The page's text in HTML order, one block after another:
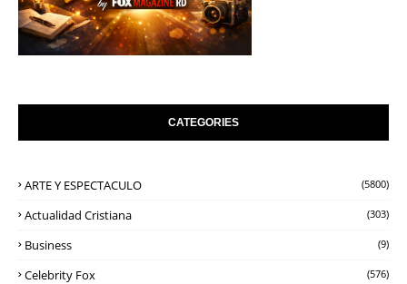
CATEGORIES
ARTE Y ESPECTACULO (5800)
Actualidad Cristiana (303)
Business (9)
Celebrity Fox (576)